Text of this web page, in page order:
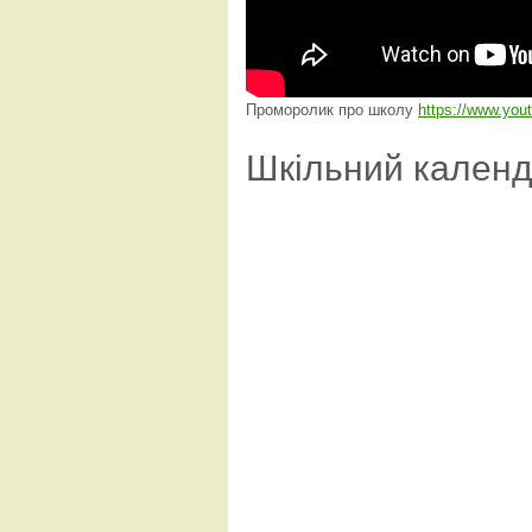
Проморолик про школу https://
Шкільний